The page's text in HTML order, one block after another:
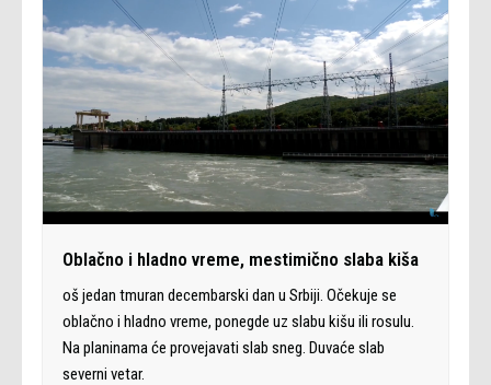
Oblačno i hladno vreme, mestimično slaba kiša
oš jedan tmuran decembarski dan u Srbiji. Očekuje se
oblačno i hladno vreme, ponegde uz slabu kišu ili rosulu.
Na planinama će provejavati slab sneg. Duvaće slab
severni vetar.